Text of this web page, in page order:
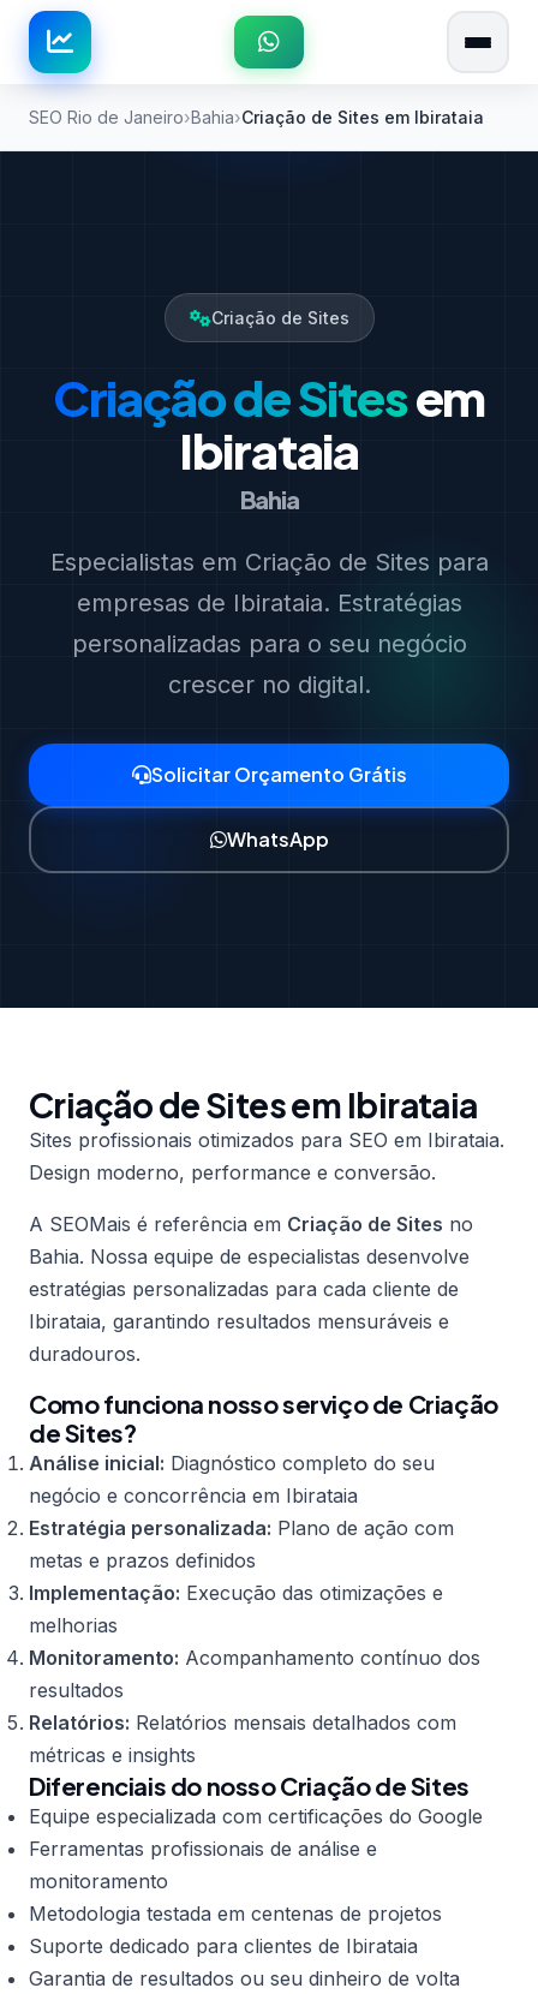
SEO Rio de Janeiro Bahia Criação de Sites em Ibirataia
Criação de Sites
Criação de Sitesem
Ibirataia
Bahia
Especialistas em Criação de Sites para
empresas de Ibirataia. Estratégias
personalizadas para o seu negócio
crescer no digital.
Solicitar Orçamento Grátis
WhatsApp
Criação de Sites em Ibirataia
Sites profissionais otimizados para SEO em Ibirataia.
Design moderno, performance e conversão.
A SEOMais é referência em Criação de Sites no
Bahia. Nossa equipe de especialistas desenvolve
estratégias personalizadas para cada cliente de
Ibirataia, garantindo resultados mensuráveis e
duradouros.
Como funciona nosso serviço de Criação
de Sites?
Análise inicial: Diagnóstico completo do seu
negócio e concorrência em Ibirataia
Estratégia personalizada: Plano de ação com
metas e prazos definidos
Implementação: Execução das otimizações e
melhorias
Monitoramento: Acompanhamento contínuo dos
resultados
Relatórios: Relatórios mensais detalhados com
métricas e insights
Diferenciais do nosso Criação de Sites
Equipe especializada com certificações do Google
Ferramentas profissionais de análise e
monitoramento
Metodologia testada em centenas de projetos
Suporte dedicado para clientes de Ibirataia
Garantia de resultados ou seu dinheiro de volta